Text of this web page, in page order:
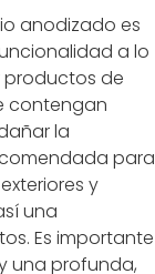
anodizado es
a lo
productos de
contengan
la
para
y
una
Es importante
una profunda,